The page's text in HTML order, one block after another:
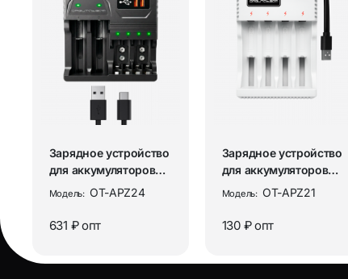
Зарядное устройство
для аккумуляторов
универсальное на 8
Модель: OT-APZ24
631 ₽опт
Зарядное устройство
для аккумуляторов
АА/ААА на 4 слота
Модель: OT-APZ21
130 ₽опт